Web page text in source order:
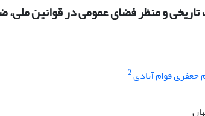
تاریخی و منظر فضای عمومی در قوانین
جعفری قوام آبادی2